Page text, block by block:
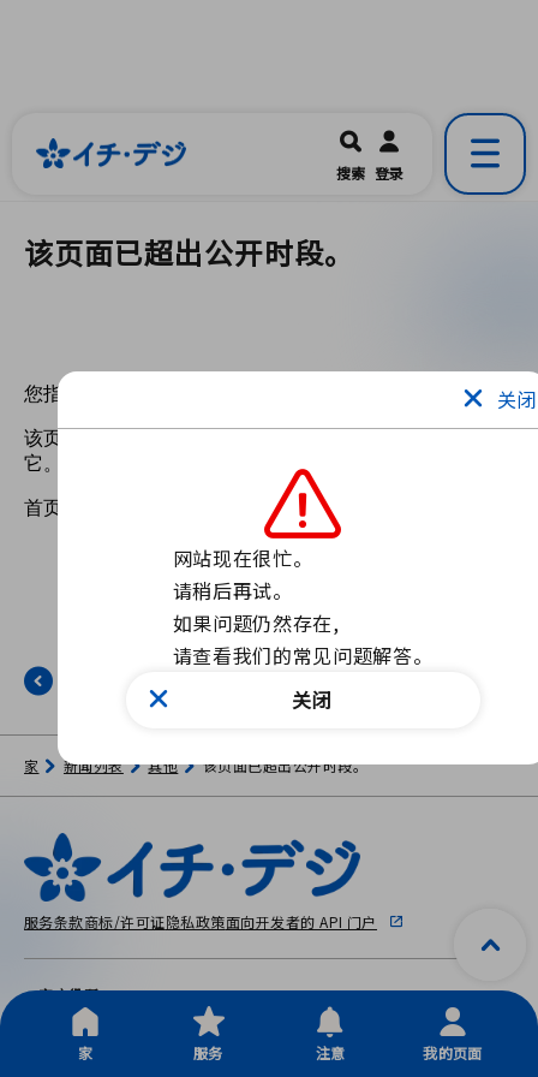
一宮市公式の地域情報ポータルアプリ
開く
搜索 登录
该页面已超出公开时段。
家 新闻列表 其他 该页面已超出公开时段。
服务条款商标/许可证隐私政策面向开发者的 API 门户
一宫市役所
〒491-8501 爱知县一宫市本町 2-5-6
Copyright © City Ichinomiya, All Rights Reserved.
家 服务 注意 我的页面
关闭
网站现在很忙。
请稍后再试。
如果问题仍然存在,
请查看我们的常见问题解答。
关闭